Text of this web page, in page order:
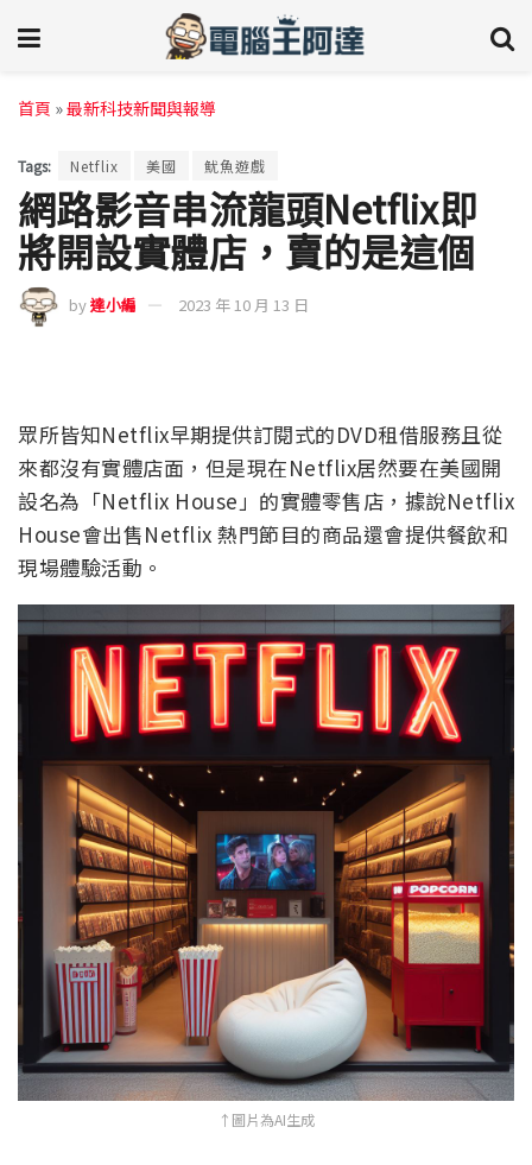
首頁 »最新科技新聞與報導
Tags: Netflix 美國 魷魚遊戲
網路影音串流龍頭Netflix即
將開設實體店，賣的是這個
by達小編 2023 年 10 月 13 日
眾所皆知Netflix早期提供訂閱式的DVD租借服務且從
來都沒有實體店面，但是現在Netflix居然要在美國開
設名為「Netflix House」的實體零售店，據說Netflix
House會出售Netflix 熱門節目的商品還會提供餐飲和
現場體驗活動。
↑圖片為AI生成